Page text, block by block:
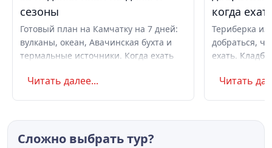
сезоны
Готовый план на Камчатку на 7 дней:
вулканы, океан, Авачинская бухта и
термальные источники. Когда ехать
самостоятельно или с туром.
Читать далее...
когда
Териберка
добраться,
ехать.
Маршрут на
Читать
Сложно выбрать тур?